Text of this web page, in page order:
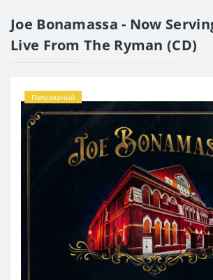
Joe Bonamassa - Now
Live From The Ryman (CD)
Популярный